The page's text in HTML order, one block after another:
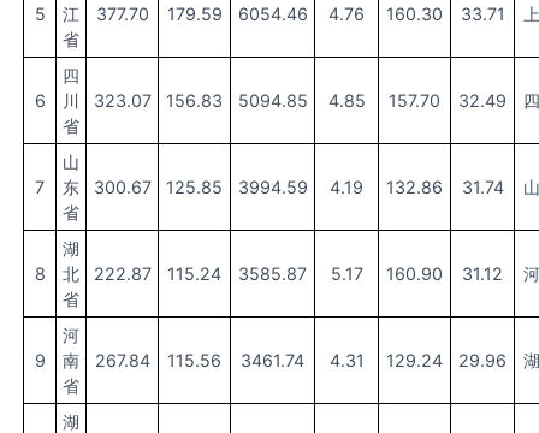
5
江
省
377.70 179.59 6054.46 4.76 160.30 33.71
6
四
川
省
323.07 156.83 5094.85 4.85 157.70 32.49
7
山
东
省
300.67 125.85 3994.59 4.19 132.86 31.74
8
湖
北
省
222.87 115.24 3585.87 5.17 160.90 31.12
9
河
南
省
267.84 115.56 3461.74 4.31 129.24 29.96
湖